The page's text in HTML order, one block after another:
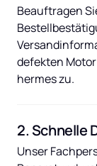
Beauftragen
defekten
hermes zu.
2. Schnelle
Unser